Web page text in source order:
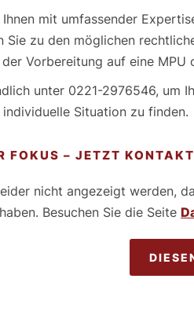
mit umfassender
Sie zu den möglichen
Vorbereitung auf eine
unter 0221-2976546, um
Situation zu finden.
FOKUS – JETZT
nicht angezeigt werden,
Besuchen Sie die Seite